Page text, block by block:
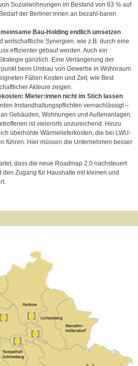
Sozialwohnungen im Bestand von 63 % auf
der Berliner:innen an bezahl-baren
Bau-Holding endlich umsetzen
wirtschaftliche Synergien, wie z.B. durch eine
effizienter gebaut werden. Auch ein
gänzlich. Eine Verlängerung der
beim Umbau von Gewerbe in Wohnraum
Fällen Kosten und Zeit, wie Best
Akteure zeigen.
Mieter:innen nicht im Stich lassen
Instandhaltungspflichten vernachlässigt –
Gebäuden, Wohnungen und Außenanlagen.
ist vielerorts unzureichend. Hinzu
überhöhte Wärmelieferkosten, die bei LWU-
führen. Hier müssen die Unternehmen besser
dass die neue Roadmap 2.0 nachsteuert
Zugang für Haushalte mit kleinen und